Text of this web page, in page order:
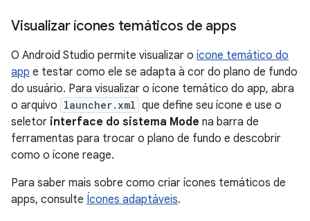
Visualizar ícones temáticos de apps
O Android Studio permite visualizar o ícone temático do
app e testar como ele se adapta à cor do plano de fundo
do usuário. Para visualizar o ícone temático do app, abra
o arquivo launcher.xml que define seu ícone e use o
seletor interface do sistema Mode na barra de
ferramentas para trocar o plano de fundo e descobrir
como o ícone reage.
Para saber mais sobre como criar ícones temáticos de
apps, consulte Ícones adaptáveis.